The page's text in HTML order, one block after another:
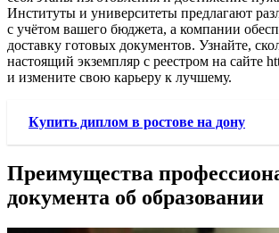
Институты и университеты предлагают
с учётом вашего бюджета, а компании
доставку готовых документов. Узнайте,
настоящий экземпляр с реестром на сайте
и измените свою карьеру к лучшему.
Купить диплом в ростове на дону
Преимущества
документа об образовании